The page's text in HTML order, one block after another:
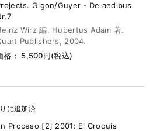
Gigon/Guyer - De aedibus
Wirz 編, Hubertus Adam 著.
Publishers, 2004.
格： 5,500円(税込)
に追加済
Proceso [2] 2001: El Croquis